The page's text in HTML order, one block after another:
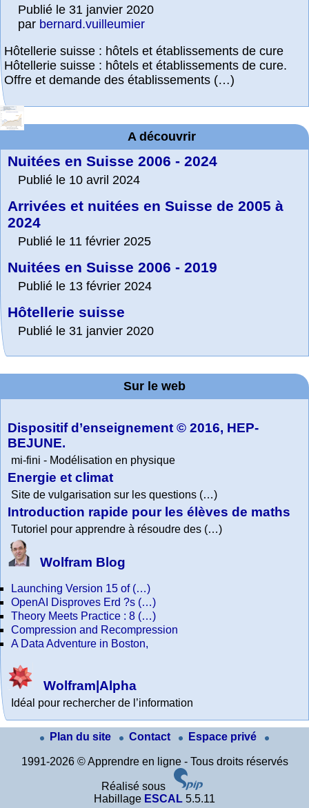
Publié le 31 janvier 2020
par bernard.vuilleumier
Hôtellerie suisse : hôtels et établissements de cure
Hôtellerie suisse : hôtels et établissements de cure.
Offre et demande des établissements (…)
A découvrir
Nuitées en Suisse 2006 - 2024
Publié le 10 avril 2024
Arrivées et nuitées en Suisse de 2005 à
2024
Publié le 11 février 2025
Nuitées en Suisse 2006 - 2019
Publié le 13 février 2024
Hôtellerie suisse
Publié le 31 janvier 2020
Sur le web
Dispositif d’enseignement © 2016, HEP-
BEJUNE.
mi-fini - Modélisation en physique
Energie et climat
Site de vulgarisation sur les questions (…)
Introduction rapide pour les élèves de maths
Tutoriel pour apprendre à résoudre des (…)
Wolfram Blog
Launching Version 15 of (…)
OpenAI Disproves Erd ?s (…)
Theory Meets Practice : 8 (…)
Compression and Recompression
A Data Adventure in Boston,
Wolfram|Alpha
Idéal pour rechercher de l’information
Plan du site Contact Espace privé
1991-2026 © Apprendre en ligne - Tous droits réservés
Réalisé sous
Habillage ESCAL 5.5.11